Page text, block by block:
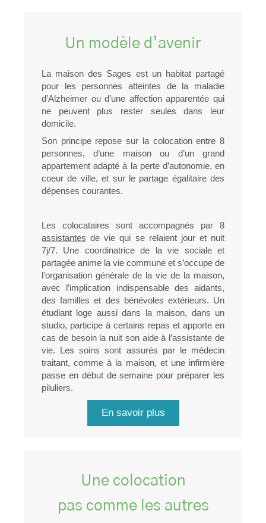
Un modèle d’avenir
La maison des Sages est un habitat partagé
pour les personnes atteintes de la maladie
d’Alzheimer ou d’une affection apparentée qui
ne peuvent plus rester seules dans leur
domicile.
Son principe repose sur la colocation entre 8
personnes, d’une maison ou d’un grand
appartement adapté à la perte d’autonomie, en
coeur de ville, et sur le partage égalitaire des
dépenses courantes.
Les colocataires sont accompagnés par 8
assistantes de vie qui se relaient jour et nuit
7j/7. Une coordinatrice de la vie sociale et
partagée anime la vie commune et s’occupe de
l’organisation générale de la vie de la maison,
avec l’implication indispensable des aidants,
des familles et des bénévoles extérieurs. Un
étudiant loge aussi dans la maison, dans un
studio, participe à certains repas et apporte en
cas de besoin la nuit son aide à l’assistante de
vie. Les soins sont assurés par le médecin
traitant, comme à la maison, et une infirmière
passe en début de semaine pour préparer les
piluliers.
En savoir plus
Une colocation
pas comme les autres